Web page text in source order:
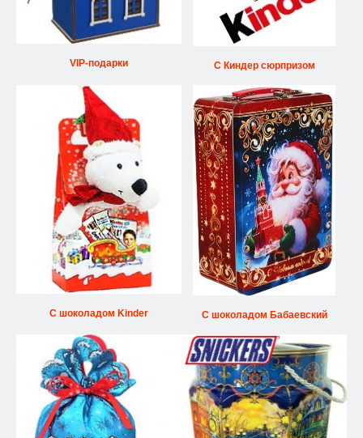
VIP-подарки С Киндер сюрпризом
С шоколадом Kinder С шоколадом Бабаевский